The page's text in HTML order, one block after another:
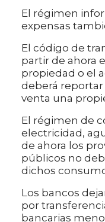
El régimen
expensas
El código de
partir de ahora
propiedad o el
deberá reportar
venta una
El régimen de
electricidad,
de ahora los
públicos no
dichos
Los bancos
por
bancarias